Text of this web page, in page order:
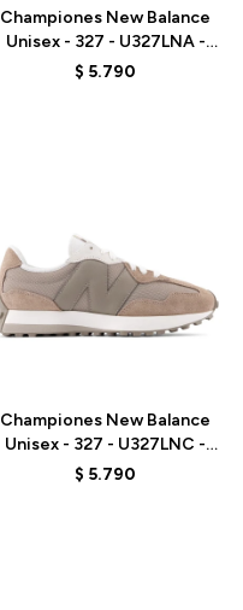
Championes New Balance
Unisex - 327 - U327LNA -
LINEN
$ 5.790
Championes New Balance
Unisex - 327 - U327LNC -
MUSHROOM
$ 5.790